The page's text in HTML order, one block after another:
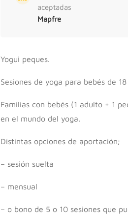
aceptadas
Mapfre
Yogui peques.
Sesiones de yoga para bebés de
Familias con bebés (1 adulto + 1
en el mundo del yoga.
Distintas opciones de aportación;
– sesión suelta
– mensual
– o bono de 5 o 10 sesiones que